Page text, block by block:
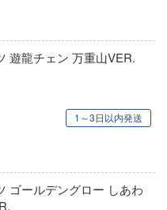
遊龍チェン 万重山VER.
1～3日以内発送
ゴールデングロー しあわ
キャプターさくら
バンドクライ
世記モスピーダ